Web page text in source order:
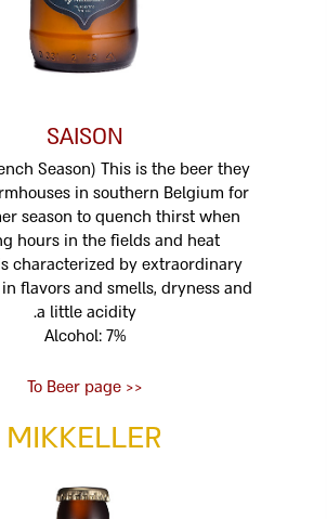
SAISON
Season) This is the beer they
in southern Belgium for
season to quench thirst when
hours in the fields and heat.
characterized by extraordinary
flavors and smells, dryness and
a little acidity.
Alcohol: 7%
<< To Beer page
MIKKELLER